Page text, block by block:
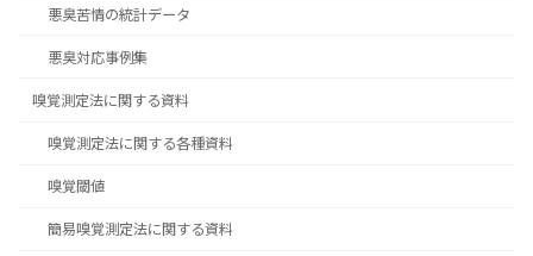
悪臭苦情の統計データ
悪臭対応事例集
嗅覚測定法に関する資料
嗅覚測定法に関する各種資料
嗅覚閾値
簡易嗅覚測定法に関する資料